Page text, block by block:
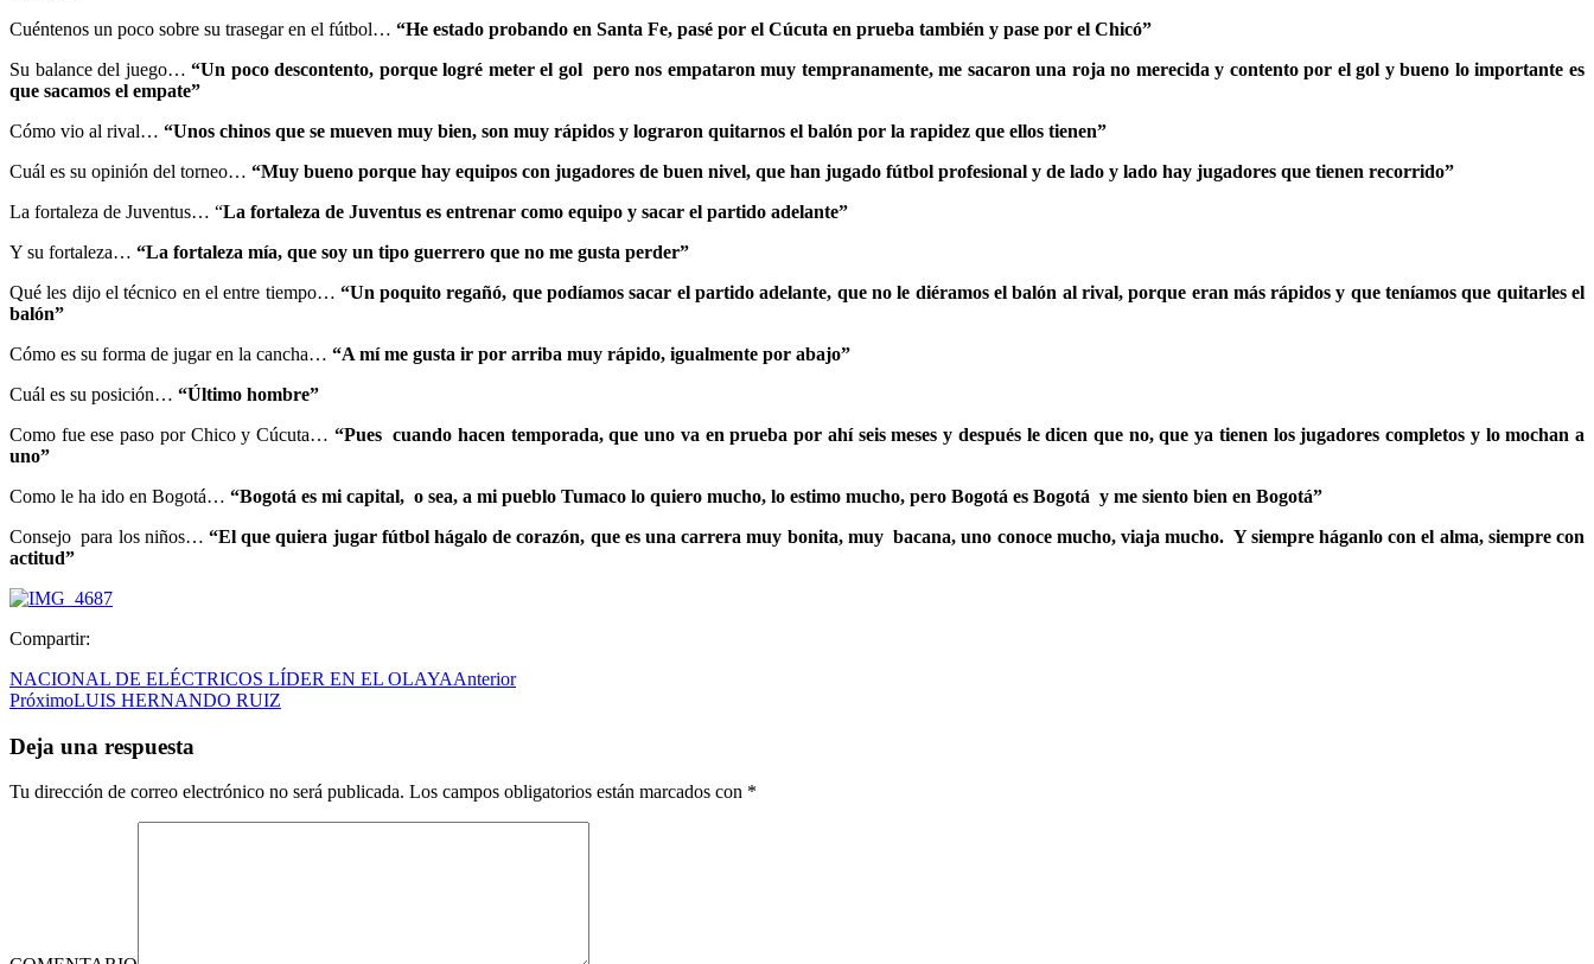
Cuéntenos un poco sobre su trasegar en el fútbol… “He estado probando en Santa Fe, pasé por el Cúcuta en prueba también y pase por el Chicó”
Su balance del juego…“Un poco descontento, porque logré meter el gol pero nos empataron muy tempranamente, me sacaron una roja no merecida y contento por el gol y bueno lo importante es
que sacamos el empate”
Cómo vio al rival… “Unos chinos que se mueven muy bien, son muy rápidos y lograron quitarnos el balón por la rapidez que ellos tienen”
Cuál es su opinión del torneo… “Muy bueno porque hay equipos con jugadores de buen nivel, que han jugado fútbol profesional y de lado y lado hay jugadores que tienen recorrido”
La fortaleza de Juventus… “La fortaleza de Juventus es entrenar como equipo y sacar el partido adelante”
Y su fortaleza… “La fortaleza mía, que soy un tipo guerrero que no me gusta perder”
Qué les dijo el técnico en el entre tiempo… “Un poquito regañó, que podíamos sacar el partido adelante, que no le diéramos el balón al rival, porque eran más rápidos y que teníamos que quitarles el
balón”
Cómo es su forma de jugar en la cancha… “A mí me gusta ir por arriba muy rápido, igualmente por abajo”
Cuál es su posición… “Último hombre”
Como fue ese paso por Chico y Cúcuta… “Pues cuando hacen temporada, que uno va en prueba por ahí seis meses y después le dicen que no, que ya tienen los jugadores completos y lo mochan a
uno”
Como le ha ido en Bogotá… “Bogotá es mi capital, o sea, a mi pueblo Tumaco lo quiero mucho, lo estimo mucho, pero Bogotá es Bogotá y me siento bien en Bogotá”
Consejo para los niños… “El que quiera jugar fútbol hágalo de corazón, que es una carrera muy bonita, muy bacana, uno conoce mucho, viaja mucho. Y siempre háganlo con el alma, siempre con
actitud”
Compartir:
NACIONAL DE ELÉCTRICOS LÍDER EN EL OLAYAAnterior
PróximoLUIS HERNANDO RUIZ
Deja una respuesta
Tu dirección de correo electrónico no será publicada. Los campos obligatorios están marcados con *